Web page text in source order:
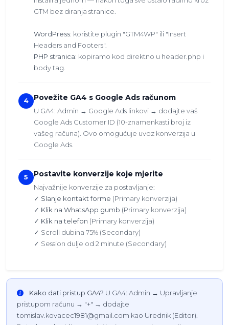
GTM bez diranja stranice.
WordPress: koristite plugin "GTM4WP" ili "Insert
Headers and Footers".
PHP stranica: kopiramo kod direktno u header.php i
body tag.
4 Povežite GA4 s Google Ads računom
U GA4: Admin → Google Ads linkovi → dodajte vaš
Google Ads Customer ID (10-znamenkasti broj iz
vašeg računa). Ovo omogućuje uvoz konverzija u
Google Ads.
5 Postavite konverzije koje mjerite
Najvažnije konverzije za postavljanje:
✓ Slanje kontakt forme (Primary konverzija)
✓ Klik na WhatsApp gumb (Primary konverzija)
✓ Klik na telefon (Primary konverzija)
✓ Scroll dubina 75% (Secondary)
✓ Session dulje od 2 minute (Secondary)
Kako dati pristup GA4? U GA4: Admin → Upravljanje
pristupom računu → "+" → dodajte
tomislav.kovacec1981@gmail.com kao Urednik (Editor).